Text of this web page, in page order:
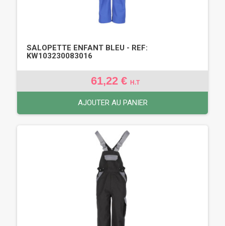
SALOPETTE ENFANT BLEU - REF:
KW103230083016
61,22 € H.T
AJOUTER AU PANIER